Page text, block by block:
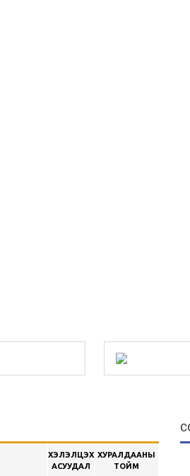
ХЭЛЭЛЦЭХ
АСУУДАЛ
ХУРАЛДААНЫ
ТОЙМ